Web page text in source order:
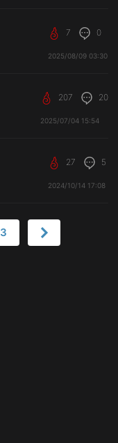
7 0
2025/08/09 03:30
207 20
2025/07/04 15:54
27 5
2024/10/14 17:08
3